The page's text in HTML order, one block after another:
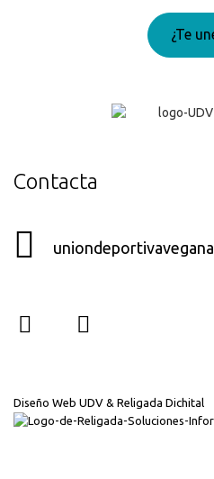
¿Te
Contacta
Diseño Web UDV & Religada Dichital